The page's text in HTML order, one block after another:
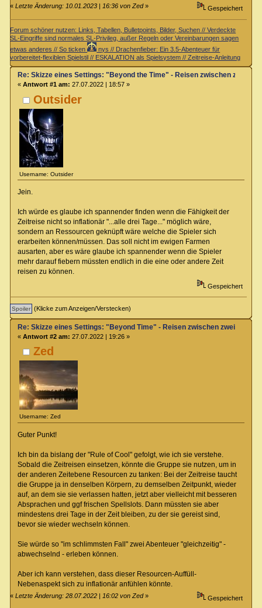
«Letzte Änderung: 10.01.2023 | 16:36 von Zed» Gespeichert
Forum schöner nutzen: Links, Tabellen, Bulletpoints, Bilder, Suchen // Verdeckte
SL-Eingriffe sind normales SL-Privileg, außer Regeln oder Vereinbarungen sagen
etwas anderes // So ticken
nys // Drachenfieber: Ein 3.5-Abenteuer für
vorbereitet-flexiblen Spielstil // ESKALATION als Spielsystem // Zeitreise-Anleitung
Outsider
Username: Outsider
Re: Skizze eines Settings: "Beyond the Time" - Reisen zwischen zwei
« Antwort #1 am: 27.07.2022 | 18:57 »
Jein.
Ich würde es glaube ich spannender finden wenn die Fähigkeit der
Zeitreise nicht so inflationär "...alle drei Tage..." möglich wäre,
sondern an Ressourcen geknüpft wäre welche die Spieler sich
erarbeiten können/müssen. Das soll nicht im ewigen Farmen
ausarten, aber es wäre glaube ich spannender wenn die Spieler
mehr darauf fiebern müssten endlich in die eine oder andere Zeit
reisen zu können.
Gespeichert
(Klicke zum Anzeigen/Verstecken)
Zed
Username: Zed
Re: Skizze eines Settings: "Beyond Time" - Reisen zwischen zwei
« Antwort #2 am: 27.07.2022 | 19:26 »
Guter Punkt!
Ich bin da bislang der "Rule of Cool" gefolgt, wie ich sie verstehe.
Sobald die Zeitreisen einsetzen, könnte die Gruppe sie nutzen, um in
der anderen Zeitebene Resourcen zu tanken: Bei der Zeitreise taucht
die Gruppe ja in denselben Körpern, zu demselben Zeitpunkt, wieder
auf, an dem sie sie verlassen hatten, jetzt aber vielleicht mit besseren
Absprachen und ggf frischen Spellslots. Dann müssten sie aber
mindestens drei Tage in der Zeit bleiben, zu der sie gereist sind,
bevor sie wieder wechseln können.
Sie würde so "im schlimmsten Fall" zwei Abenteuer "gleichzeitig" -
abwechselnd - erleben können.
Aber ich kann verstehen, dass dieser Resourcen-Auffüll-
Nebenaspekt sich zu inflationär anfühlen könnte.
«Letzte Änderung: 28.07.2022 | 16:02 von Zed» Gespeichert